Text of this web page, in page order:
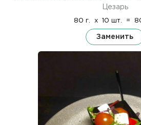
Цезарь
80 г. x 10 шт. =
Заменить